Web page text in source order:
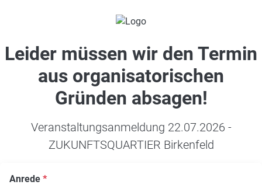
Leider müssen wir den Termin
aus organisatorischen
Gründen absagen!
Veranstaltungsanmeldung 22.07.2026 -
ZUKUNFTSQUARTIER Birkenfeld
Anrede *